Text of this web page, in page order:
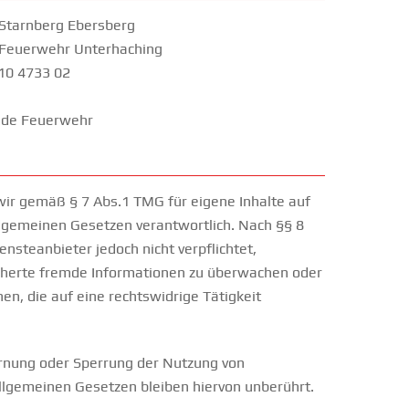
Ebersberg
Unterhaching
4733 02
Feuerwehr
gemäß § 7 Abs.1 TMG für eigene Inhalte auf
Gesetzen verantwortlich. Nach §§ 8
jedoch nicht verpflichtet,
fremde Informationen zu überwachen oder
die auf eine rechtswidrige Tätigkeit
oder Sperrung der Nutzung von
Gesetzen bleiben hiervon unberührt.